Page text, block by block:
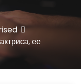
ее